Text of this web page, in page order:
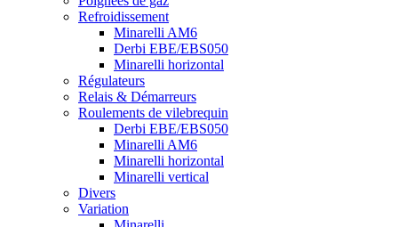
Refroidissement
Minarelli AM6
Derbi EBE/EBS050
Minarelli horizontal
Régulateurs
Relais & Démarreurs
Roulements de vilebrequin
Derbi EBE/EBS050
Minarelli AM6
Minarelli horizontal
Minarelli vertical
Divers
Variation